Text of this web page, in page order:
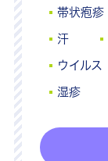
帯状疱疹
汗
ウイルス
湿疹